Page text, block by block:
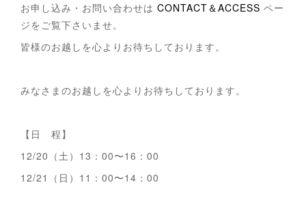
お申し込み・お問い合わせは CONTACT＆ACCESS ペー
ジをご覧下さいませ。
皆様のお越しを心よりお待ちしております。
みなさまのお越しを心よりお待ちしております。
【日 程】
12/20（土）13：00〜16：00
12/21（日）11：00〜14：00